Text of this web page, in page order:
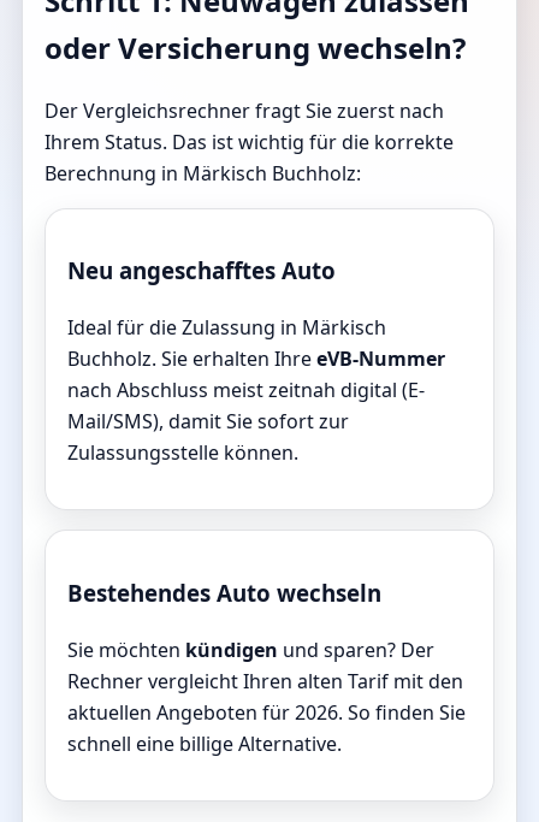
oder Versicherung wechseln?
Der Vergleichsrechner fragt Sie zuerst nach
Ihrem Status. Das ist wichtig für die korrekte
Berechnung in Märkisch Buchholz:
Neu angeschafftes Auto
Ideal für die Zulassung in Märkisch
Buchholz. Sie erhalten IhreeVB-Nummer
nach Abschluss meist zeitnah digital (E-
Mail/SMS), damit Sie sofort zur
Zulassungsstelle können.
Bestehendes Auto wechseln
Sie möchten kündigen und sparen? Der
Rechner vergleicht Ihren alten Tarif mit den
aktuellen Angeboten für 2026. So finden Sie
schnell eine billige Alternative.